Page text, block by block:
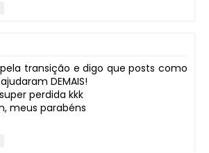
transição e digo que posts como
DEMAIS!
perdida kkk
meus parabéns